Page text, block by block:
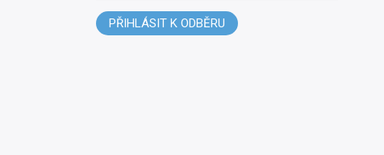
PŘIHLÁSIT K ODBĚRU